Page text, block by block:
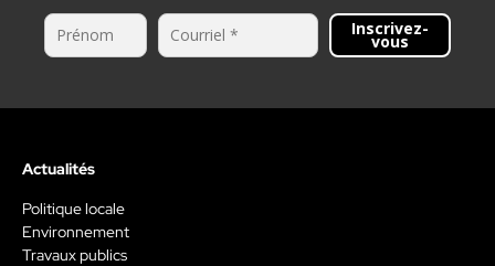
Inscrivez-
vous
Actualités
Politique locale
Environnement
Travaux publics